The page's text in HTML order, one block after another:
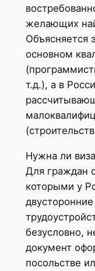
желающих
Объясняется
основном
т.д.), а в
Нужна ли
Для граждан
которыми у
безусловно,
документ
посольстве